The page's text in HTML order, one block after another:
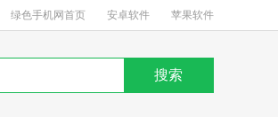
绿色手机网首页 安卓软件 苹果软件